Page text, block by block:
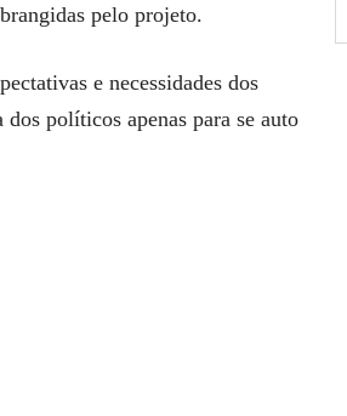
pelo projeto.
e necessidades dos
políticos apenas para se auto